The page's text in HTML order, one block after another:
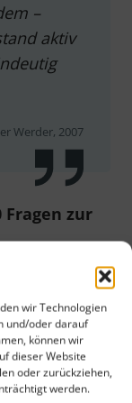
wir Technologien
und/oder darauf
können wir
dieser Website
oder zurückziehen,
werden.
–
aktiv
Werder, 2007
Fragen zur
der